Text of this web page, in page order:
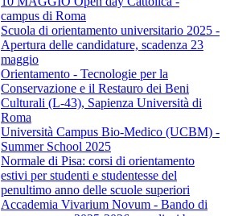
campus di Roma
Scuola di orientamento universitario 2025 -
Apertura delle candidature, scadenza 23
maggio
Orientamento - Tecnologie per la
Conservazione e il Restauro dei Beni
Culturali (L-43), Sapienza Università di
Roma
Università Campus Bio-Medico (UCBM) -
Summer School 2025
Normale di Pisa: corsi di orientamento
estivi per studenti e studentesse del
penultimo anno delle scuole superiori
Accademia Vivarium Novum - Bando di